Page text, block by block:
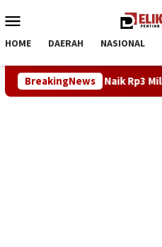
ke
Mobile
HOME DAERAH NASIONAL
BreakingNews
Tarum, Naik Rp3 Miliar Lebih